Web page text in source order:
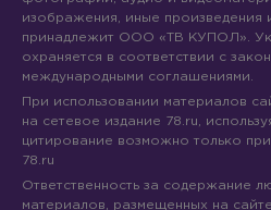
изображения, иные произведения
принадлежит ООО «ТВ КУПОЛ».
охраняется в соответствии с
международными соглашениями.
При использовании материалов
на сетевое издание 78.ru,
цитирование возможно только
78.ru
Ответственность за содержание
материалов, размещенных на